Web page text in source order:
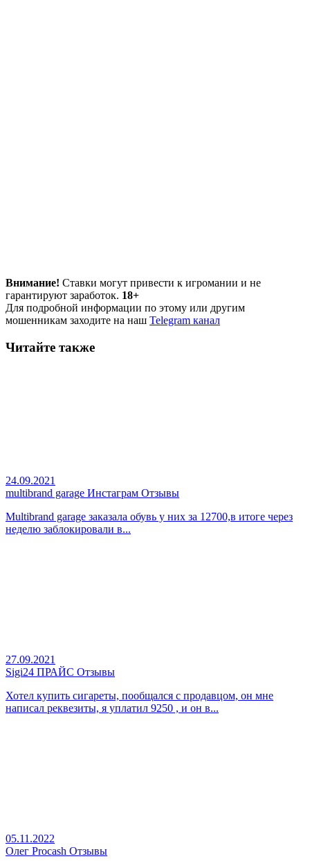
Внимание! Ставки могут привести к игромании и не
гарантируют заработок. 18+
Для подробной информации по этому или другим
мошенникам заходите на наш Telegram канал
Читайте также
24.09.2021
multibrand garage Инстаграм Отзывы
Multibrand garage заказала обувь у них за 12700,в итоге через
неделю заблокировали в...
27.09.2021
Sigi24 ПРАЙС Отзывы
Хотел купить сигареты, пообщался с продавцом, он мне
написал реквезиты, я уплатил 9250 , и он в...
05.11.2022
Олег Procash Отзывы